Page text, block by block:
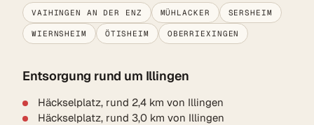
VAIHINGEN AN DER ENZ MÜHLACKER SERSHEIM
WIERNSHEIM ÖTISHEIM OBERRIEXINGEN
Entsorgung rund um Illingen
Häckselplatz, rund 2,4 km von Illingen
Häckselplatz, rund 3,0 km von Illingen